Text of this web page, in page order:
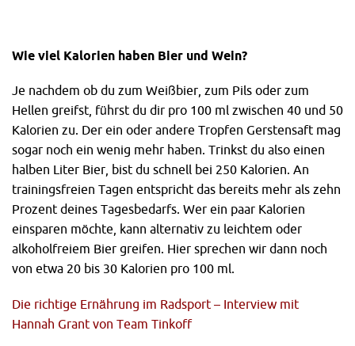
Wie viel Kalorien haben Bier und Wein?
Je nachdem ob du zum Weißbier, zum Pils oder zum
Hellen greifst, führst du dir pro 100 ml zwischen 40 und 50
Kalorien zu. Der ein oder andere Tropfen Gerstensaft mag
sogar noch ein wenig mehr haben. Trinkst du also einen
halben Liter Bier, bist du schnell bei 250 Kalorien. An
trainingsfreien Tagen entspricht das bereits mehr als zehn
Prozent deines Tagesbedarfs. Wer ein paar Kalorien
einsparen möchte, kann alternativ zu leichtem oder
alkoholfreiem Bier greifen. Hier sprechen wir dann noch
von etwa 20 bis 30 Kalorien pro 100 ml.
Die richtige Ernährung im Radsport – Interview mit
Hannah Grant von Team Tinkoff